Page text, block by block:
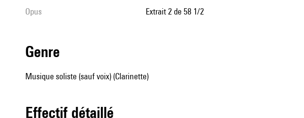
Opus extrait 2 de 58 1/2
genre
Musique soliste (sauf voix) (Clarinette)
effectif détaillé